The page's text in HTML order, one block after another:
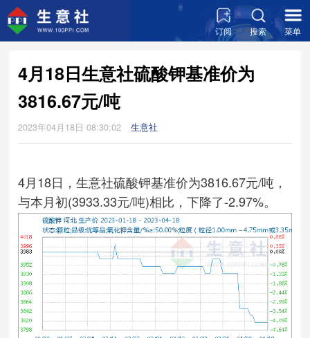
订阅 搜索 菜单
4月18日生意社硫酸钾基准价为
3816.67元/吨
2023年04月18日 08:30:02 生意社
4月18日，生意社硫酸钾基准价为3816.67元/吨，
与本月初(3933.33元/吨)相比，下降了-2.97%。